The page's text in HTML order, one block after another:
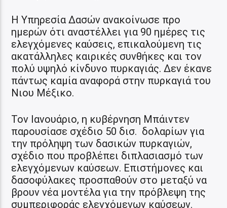
Η Υπηρεσία Δασών ανακοίνωσε προ
ημερών ότι αναστέλλει για 90 ημέρες τις
ελεγχόμενες καύσεις, επικαλούμενη τις
ακατάλληλες καιρικές συνθήκες και τον
πολύ υψηλό κίνδυνο πυρκαγιάς. Δεν έκανε
πάντως καμία αναφορά στην πυρκαγιά του
Νιου Μέξικο.
Τον Ιανουάριο, η κυβέρνηση Μπάιντεν
παρουσίασε σχέδιο 50 δισ. δολαρίων για
την πρόληψη των δασικών πυρκαγιών,
σχέδιο που προβλέπει διπλασιασμό των
ελεγχόμενων καύσεων. Επιστήμονες και
δασοφύλακες προσπαθούν στο μεταξύ να
βρουν νέα μοντέλα για την πρόβλεψη της
συμπεριφοράς ελεγχόμενων καύσεων.